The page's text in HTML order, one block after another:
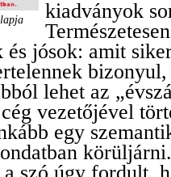
kiadványok
és jósok: amit
lehet az
vezetőjével
egy